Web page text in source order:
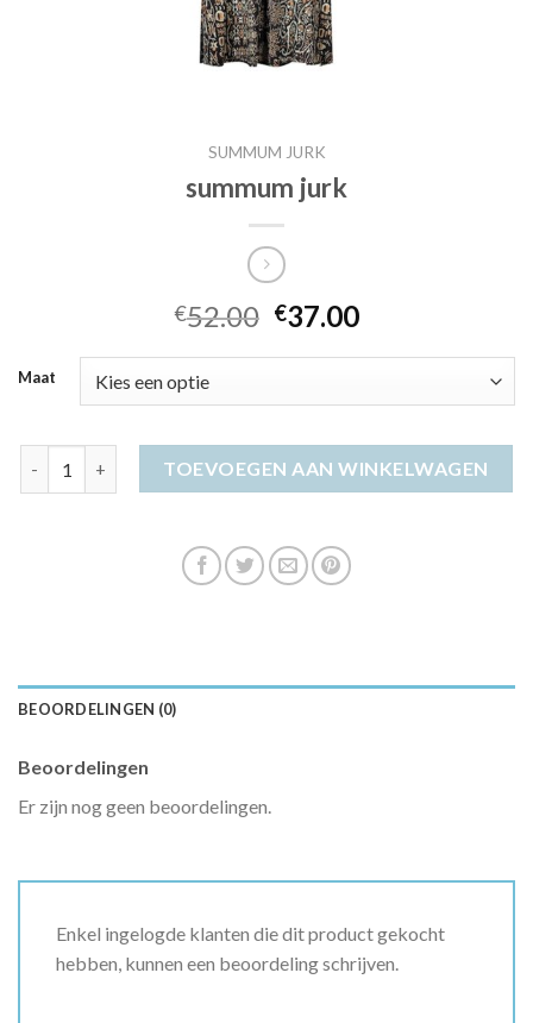
SUMMUM JURK
summum jurk
€52.00 €37.00
Maat
summum jurk aantalTOEVOEGEN AAN WINKELWAGEN
BEOORDELINGEN (0)
Beoordelingen
Er zijn nog geen beoordelingen.
Enkel ingelogde klanten die dit product gekocht
hebben, kunnen een beoordeling schrijven.